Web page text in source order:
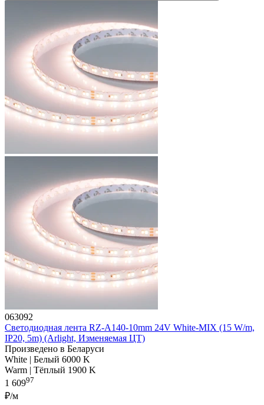
063092
Светодиодная лента RZ-A140-10mm 24V White-MIX (15 W/m,
IP20, 5m) (Arlight, Изменяемая ЦТ)
Произведено в Беларуси
White | Белый 6000 K
Warm | Тёплый 1900 K
1 60997
₽/м